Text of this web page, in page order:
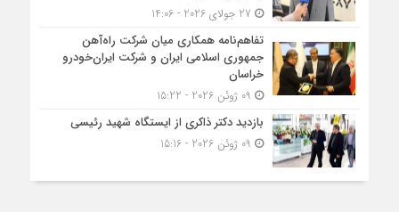
تفاهم‌نامه همکاری میان شرکت راه‌آهن
جمهوری اسلامی ایران و شرکت ایران‌خودرو
خراسان
بازدید دکتر ذاکری از ایستگاه شهید رئیسی